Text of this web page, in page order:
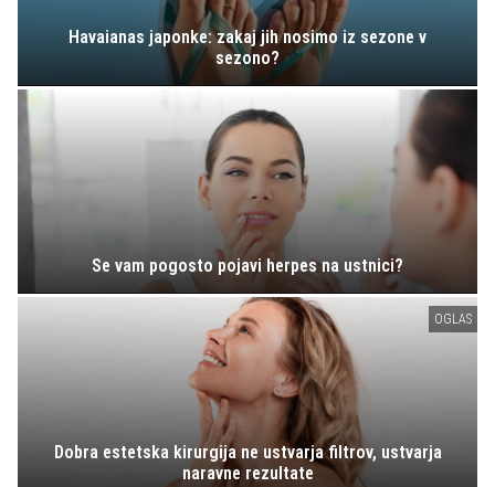
Havaianas japonke: zakaj jih nosimo iz sezone v
sezono?
Se vam pogosto pojavi herpes na ustnici?
OGLAS
Dobra estetska kirurgija ne ustvarja filtrov, ustvarja
naravne rezultate